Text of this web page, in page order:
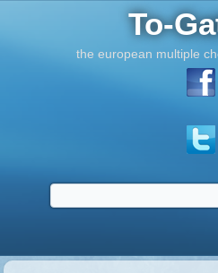
To-
the european multiple